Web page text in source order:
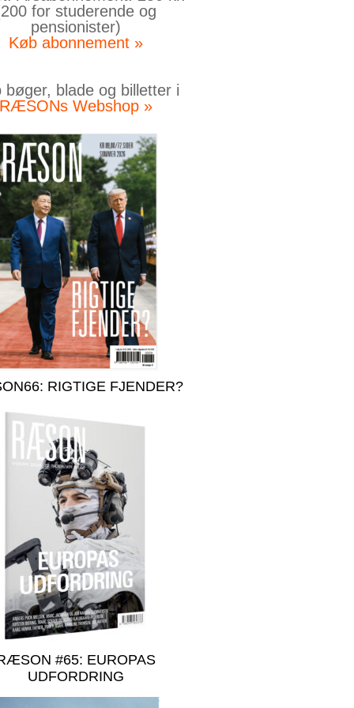
for studerende og
pensionister)
Køb abonnement »
bøger, blade og billetter i
RÆSONs Webshop »
RIGTIGE FJENDER?
#65: EUROPAS
UDFORDRING